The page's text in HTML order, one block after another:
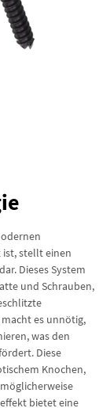
stellt einen
Dieses System
und Schrauben,
es unnötig,
was den
Diese
Knochen,
bietet eine